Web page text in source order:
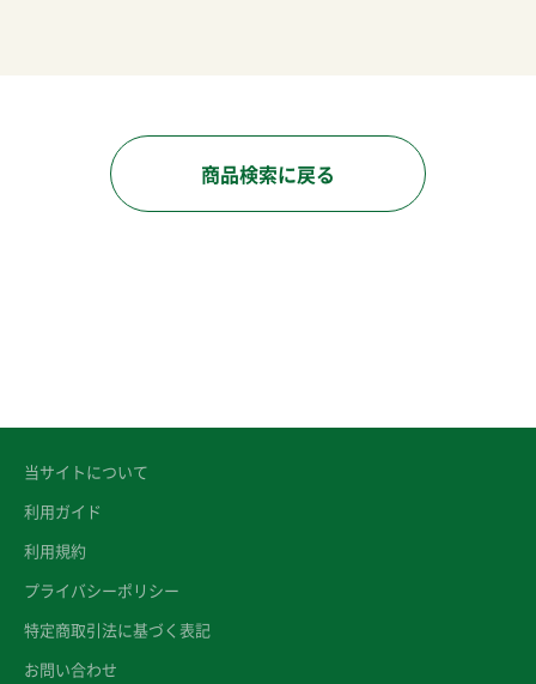
商品検索に戻る
当サイトについて
利用ガイド
利用規約
プライバシーポリシー
特定商取引法に基づく表記
お問い合わせ